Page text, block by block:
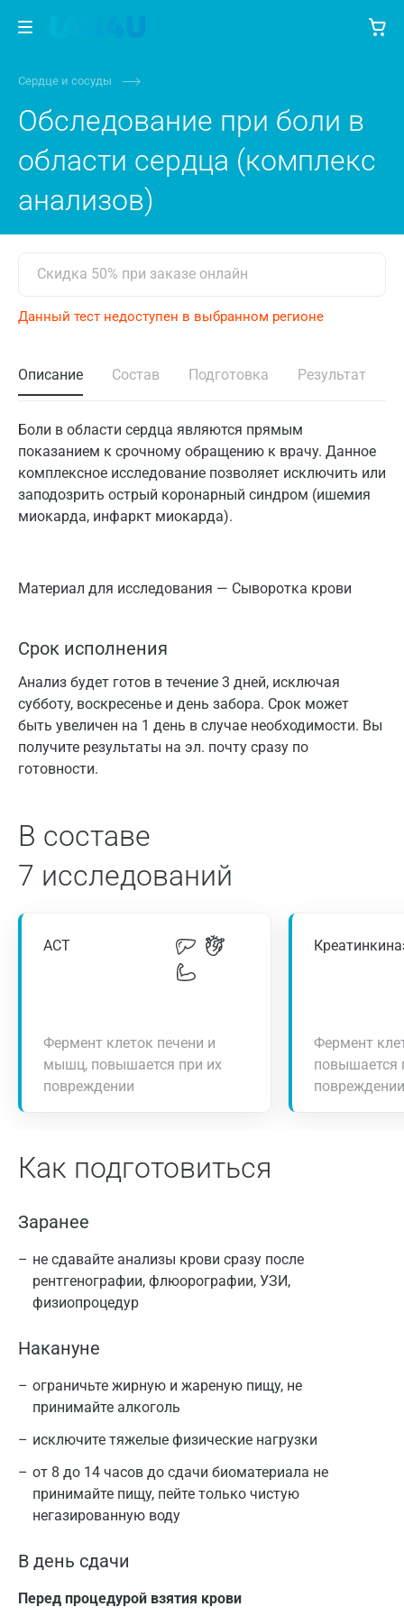
Сердце и сосуды
Обследование при боли в
области сердца (комплекс
анализов)
Скидка 50% при заказе онлайн
Данный тест недоступен в выбранном регионе
Описание Состав Подготовка Результат
Боли в области сердца являются прямым
показанием к срочному обращению к врачу. Данное
комплексное исследование позволяет исключить или
заподозрить острый коронарный синдром (ишемия
миокарда, инфаркт миокарда).
Материал для исследования — Сыворотка крови
Срок исполнения
Анализ будет готов в течение 3 дней, исключая
субботу, воскресенье и день забора. Срок может
быть увеличен на 1 день в случае необходимости. Вы
получите результаты на эл. почту сразу по
готовности.
В составе
7 исследований
АСТ
Фермент клеток печени и
мышц, повышается при их
повреждении
Фермент
повышается
повреждении
Как подготовиться
Заранее
не сдавайте анализы крови сразу после
рентгенографии, флюорографии, УЗИ,
физиопроцедур
Накануне
ограничьте жирную и жареную пищу, не
принимайте алкоголь
исключите тяжелые физические нагрузки
от 8 до 14 часов до сдачи биоматериала не
принимайте пищу, пейте только чистую
негазированную воду
В день сдачи
Перед процедурой взятия крови